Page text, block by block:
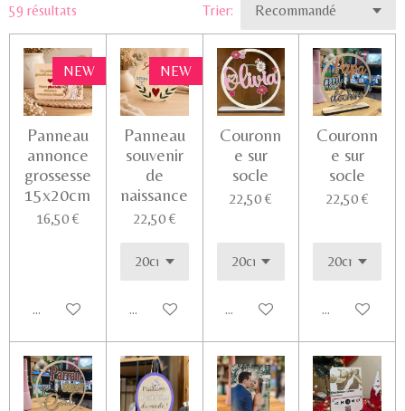
59 résultats Trier:
NEW
Panneau
annonce
grossesse
15x20cm
16,50 €
Ajouter au panier
NEW
Panneau
souvenir
de
naissance
22,50 €
Voir les détails
Couronn
e sur
socle
22,50 €
Voir les détails
Couronn
e sur
socle
22,50 €
Ajouter au